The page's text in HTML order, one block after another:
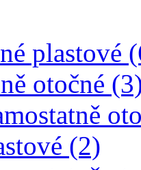
plastové
otočné
(2)